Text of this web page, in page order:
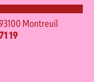
Montreuil
19